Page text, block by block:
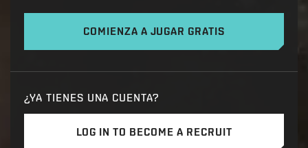
COMIENZA A JUGAR GRATIS
¿YA TIENES UNA CUENTA?
LOG IN TO BECOME A RECRUIT